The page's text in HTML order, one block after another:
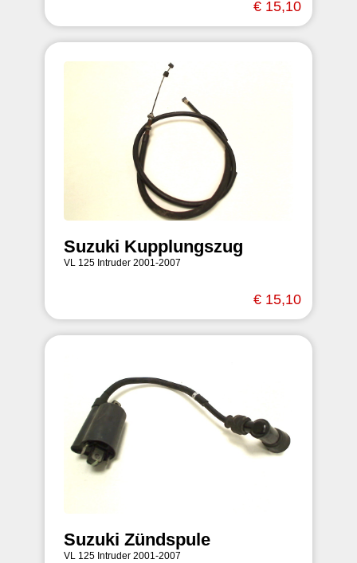
€ 15,10
Suzuki Kupplungszug
VL 125 Intruder 2001-2007
€ 15,10
Suzuki Zündspule
VL 125 Intruder 2001-2007